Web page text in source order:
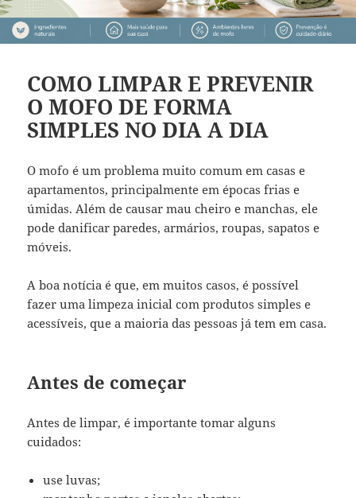
COMO LIMPAR E PREVENIR
O MOFO DE FORMA
SIMPLES NO DIA A DIA
O mofo é um problema muito comum em casas e
apartamentos, principalmente em épocas frias e
úmidas. Além de causar mau cheiro e manchas, ele
pode danificar paredes, armários, roupas, sapatos e
móveis.
A boa notícia é que, em muitos casos, é possível
fazer uma limpeza inicial com produtos simples e
acessíveis, que a maioria das pessoas já tem em casa.
Antes de começar
Antes de limpar, é importante tomar alguns
cuidados:
use luvas;